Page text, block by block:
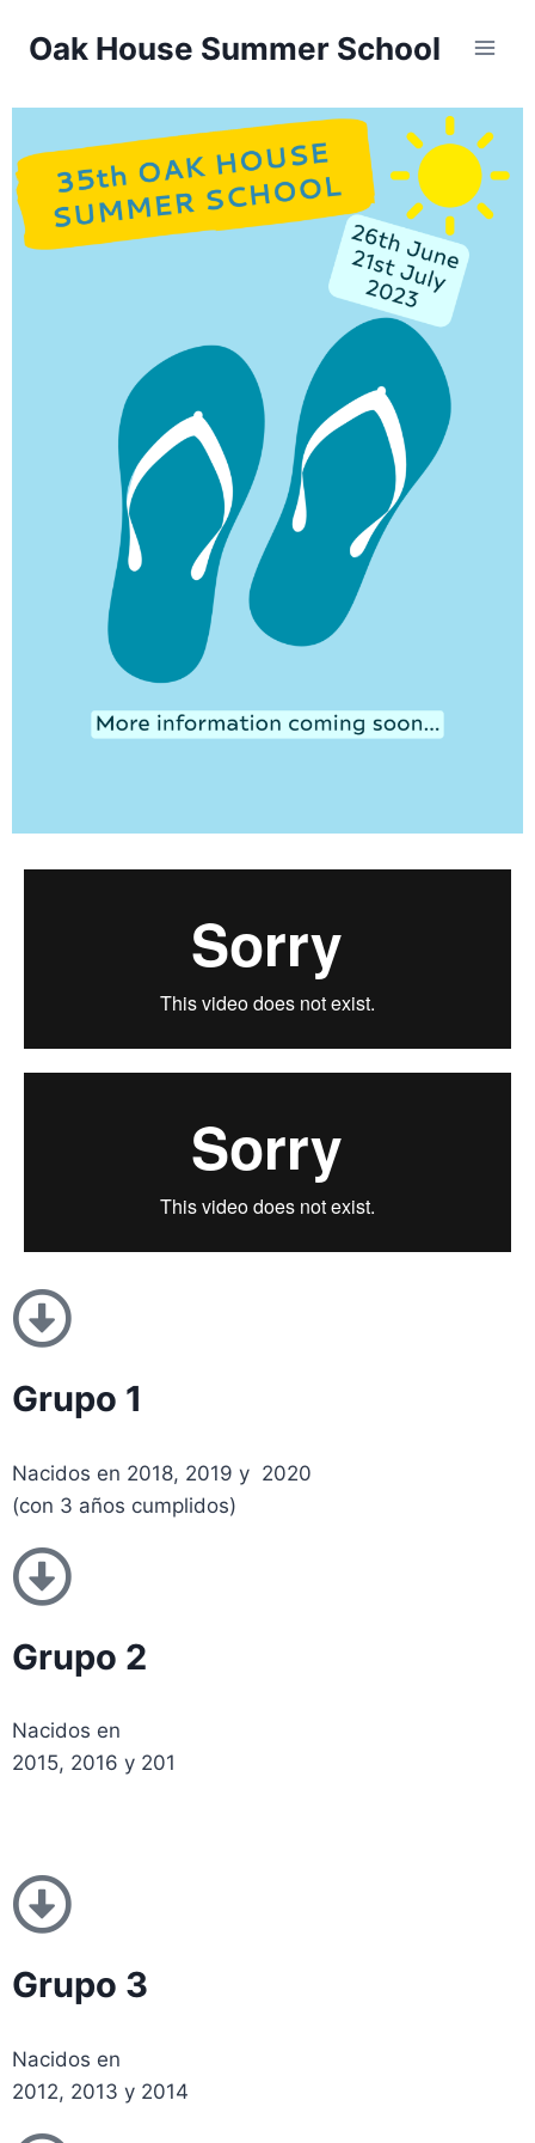
Oak House Summer School
Grupo 1
Nacidos en 2018, 2019 y 2020
(con 3 años cumplidos)
Grupo 2
Nacidos en
2015, 2016 y 201
Grupo 3
Nacidos en
2012, 2013 y 2014